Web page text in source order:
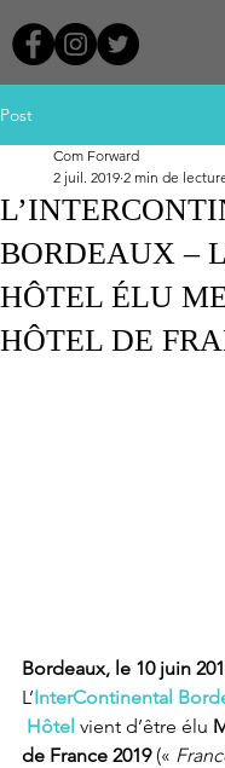
Post
BORDEAUX –
HÔTEL ÉLU
HÔTEL DE
Com Forward
2 juil. 2019 2 min de
Bordeaux, le 10 juin
L’InterContinental
Hôtel vient d’être élu
de France 2019 («